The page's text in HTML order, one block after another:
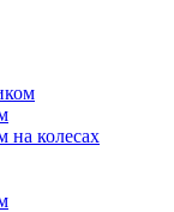
на колесах